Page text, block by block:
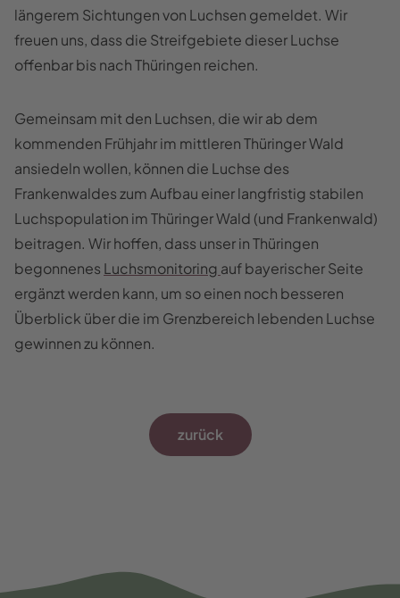
längerem Sichtungen von Luchsen gemeldet. Wir
freuen uns, dass die Streifgebiete dieser Luchse
offenbar bis nach Thüringen reichen.
Gemeinsam mit den Luchsen, die wir ab dem
kommenden Frühjahr im mittleren Thüringer Wald
ansiedeln wollen, können die Luchse des
Frankenwaldes zum Aufbau einer langfristig stabilen
Luchspopulation im Thüringer Wald (und Frankenwald)
beitragen. Wir hoffen, dass unser in Thüringen
begonnenes Luchsmonitoring auf bayerischer Seite
ergänzt werden kann, um so einen noch besseren
Überblick über die im Grenzbereich lebenden Luchse
gewinnen zu können.
zurück